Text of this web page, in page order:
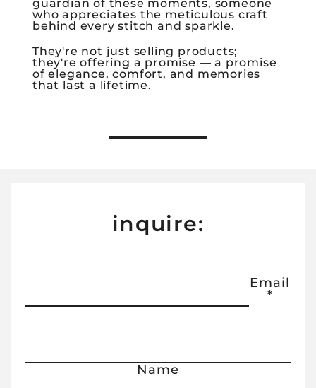
guardian of these moments, someone
who appreciates the meticulous craft
behind every stitch and sparkle.
They're not just selling products;
they're offering a promise — a promise
of elegance, comfort, and memories
that last a lifetime.
inquire:
Email
*
Name